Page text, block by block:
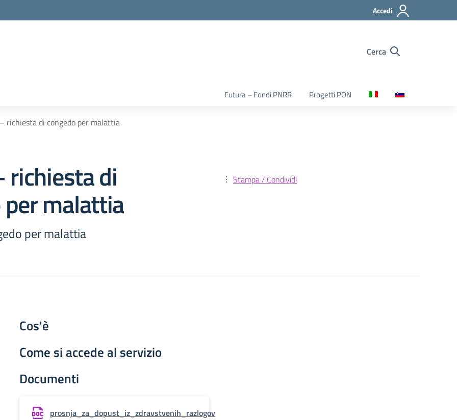
Accedi
Cerca
Futura – Fondi PNRR Progetti PON
richiesta di congedo per malattia
di
malattia
per malattia
Stampa / Condividi
Cos'è
Come si accede al servizio
Documenti
prosnja_za_dopust_iz_zdravstvenih_razlogov